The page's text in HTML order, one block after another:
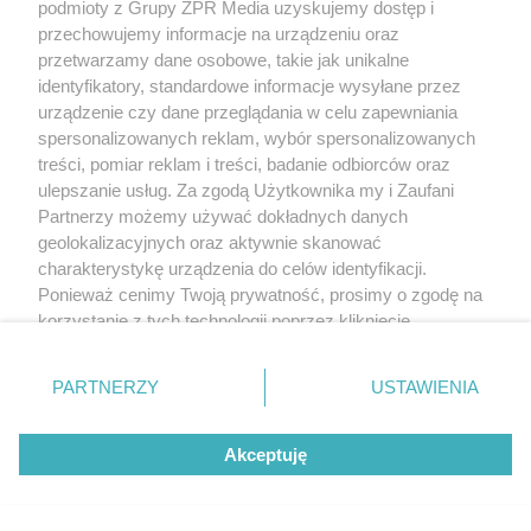
TRAGEDIA NA ŚLĄSKU
„Słońce zachodzi w sam poranek”
podmioty z Grupy ZPR Media uzyskujemy dostęp i
przechowujemy informacje na urządzeniu oraz
przetwarzamy dane osobowe, takie jak unikalne
identyfikatory, standardowe informacje wysyłane przez
urządzenie czy dane przeglądania w celu zapewniania
spersonalizowanych reklam, wybór spersonalizowanych
treści, pomiar reklam i treści, badanie odbiorców oraz
ulepszanie usług. Za zgodą Użytkownika my i Zaufani
Partnerzy możemy używać dokładnych danych
geolokalizacyjnych oraz aktywnie skanować
charakterystykę urządzenia do celów identyfikacji.
Ponieważ cenimy Twoją prywatność, prosimy o zgodę na
korzystanie z tych technologii poprzez kliknięcie
zmienić/wycofać klikając przycisk ustawień prywatności
znajdujący się w lewym dolnym rogu strony
rodzaje przetwarzania danych nie wymagają zgody
użytkownika, ale masz prawo sprzeciwić się takiemu
przetwarzaniu. Preferencje będą miały zastosowanie tylko
PARTNERZY USTAWIENIA
Akceptuję